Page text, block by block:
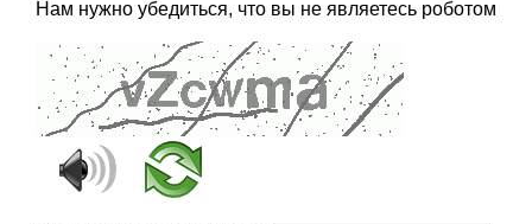
Нам нужно убедиться, что вы не являетесь роботом